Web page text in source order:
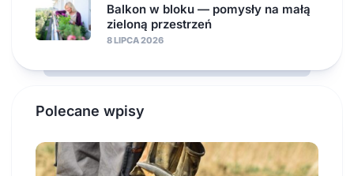
Balkon w bloku — pomysły na małą
zieloną przestrzeń
8 LIPCA 2026
Polecane wpisy